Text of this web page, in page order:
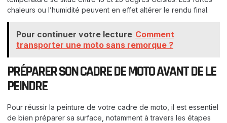
chaleurs ou l’humidité peuvent en effet altérer le rendu final.
Pour continuer votre lecture Comment
transporter une moto sans remorque ?
PRÉPARER SON CADRE DE MOTO AVANT DE LE
PEINDRE
Pour réussir la peinture de votre cadre de moto, il est essentiel
de bien préparer sa surface, notamment à travers les étapes